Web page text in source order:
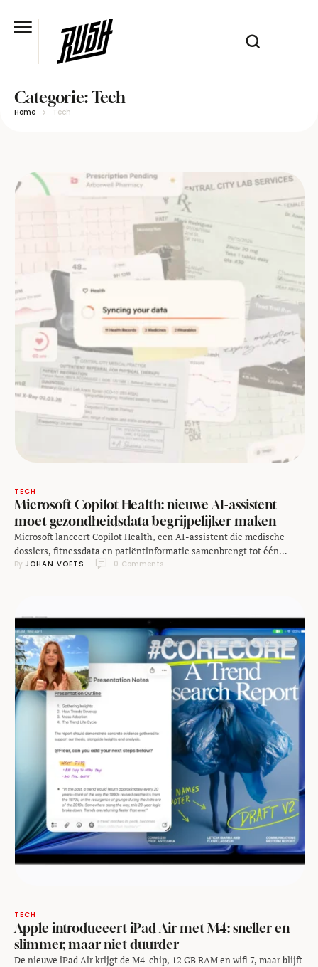
Categorie:Tech
Home Tech
TECH
Microsoft Copilot Health: nieuwe AI-assistent
moet gezondheidsdata begrijpelijker maken
Microsoft lanceert Copilot Health, een AI-assistent die medische
dossiers, fitnessdata en patiëntinformatie samenbrengt tot één
overzichtelijk geheel. Het doel is dat je beter voorbereid en met de
meetgegevens van …
By JOHAN VOETS 0 Comments
TECH
Apple introduceert iPad Air met M4: sneller en
slimmer, maar niet duurder
De nieuwe iPad Air krijgt de M4-chip, 12 GB RAM en wifi 7, maar blijft